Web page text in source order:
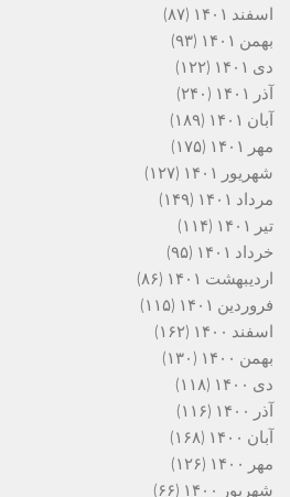
اسفند ۱۴۰۱
(۸۷)
بهمن ۱۴۰۱
(۹۳)
دی ۱۴۰۱
(۱۲۲)
آذر ۱۴۰۱
(۲۴۰)
آبان ۱۴۰۱
(۱۸۹)
مهر ۱۴۰۱
(۱۷۵)
شهریور ۱۴۰۱
(۱۲۷)
مرداد ۱۴۰۱
(۱۴۹)
تیر ۱۴۰۱
(۱۱۴)
خرداد ۱۴۰۱
(۹۵)
اردیبهشت ۱۴۰۱
(۸۶)
فروردین ۱۴۰۱
(۱۱۵)
اسفند ۱۴۰۰
(۱۶۲)
بهمن ۱۴۰۰
(۱۳۰)
دی ۱۴۰۰
(۱۱۸)
آذر ۱۴۰۰
(۱۱۶)
آبان ۱۴۰۰
(۱۶۸)
مهر ۱۴۰۰
(۱۲۶)
شهریور ۱۴۰۰
(۶۶)